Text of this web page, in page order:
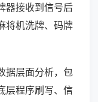
器接收到信号后
将机洗牌、码牌
据层面分析，包
层程序刷写、信